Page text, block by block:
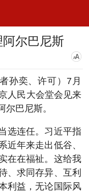
尔巴尼斯
孙奕、许可）7月
人民大会堂会见来
巴尼斯。
选连任。习近平指
近年来走出低谷、
在在福祉。这给我
、求同存异、互利
利益，无论国际风